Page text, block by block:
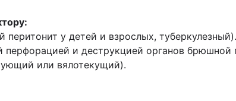
перитонит у детей и взрослых, туберкулезный).
и деструкцией органов брюшной
или вялотекущий).